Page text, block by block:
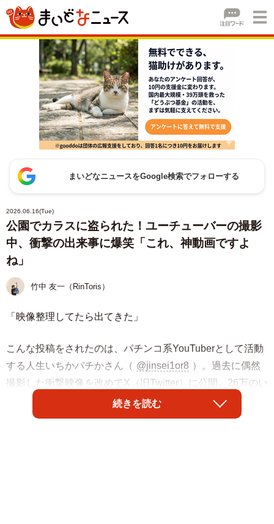
まいどなニュースをGoogle検索でフォローする
2026.06.16(Tue)
公園でカラスに盗られた！ユーチューバーの撮影
中、衝撃の出来事に爆笑「これ、神動画ですよ
ね」
竹中 友一（RinToris）
「映像整理してたら出てきた」
こんな投稿をされたのは、パチンコ系YouTuberとして活動
する人生いちかパチかさん（ @jinsei1or8 ）。過去に偶然
撮影した衝撃映像を改めてX（旧Twitter）に公開。26万のい
いねが付く反響となりました。
続きを読む